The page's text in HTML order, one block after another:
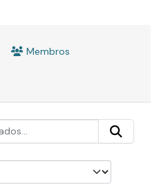
Membros